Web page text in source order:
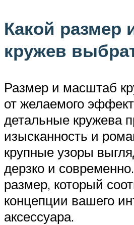
Какой размер
кружев
Размер и масштаб
от желаемого
детальные кружева
изысканность и
крупные узоры
дерзко и
размер, который
концепции вашего
аксессуара.